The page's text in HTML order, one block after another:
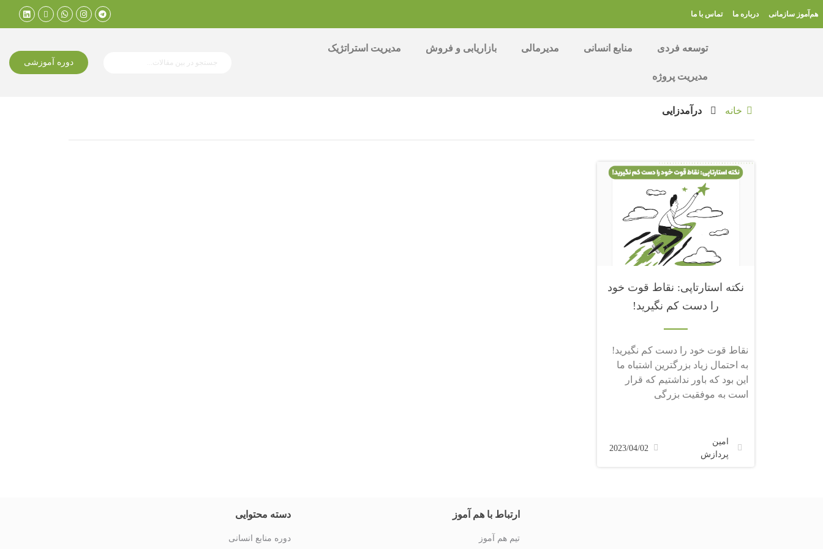
هم‌آموز سازمانی درباره ما تماس با ما
توسعه فردی منابع انسانی مدیرمالی بازاریابی و فروش مدیریت استراتژیک
مدیریت پروژه
دوره آموزشی
خانه درآمدزایی
نکته استارتاپی: نقاط قوت خود
را دست کم نگیرید!
نقاط قوت خود را دست کم نگیرید!
به احتمال زیاد بزرگترین اشتباه ما
این بود که باور نداشتیم که قرار
است به موفقیت بزرگی
امین
پردازش
2023/04/02
ارتباط با هم آموز
تیم هم آموز
دسته محتوایی
دوره منابع انسانی